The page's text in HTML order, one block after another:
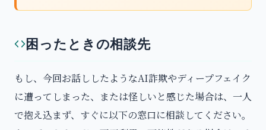
困ったときの相談先
もし、今回お話ししたようなAI詐欺やディープフェイク
に遭ってしまった、または怪しいと感じた場合は、一人
で抱え込まず、すぐに以下の窓口に相談してください。